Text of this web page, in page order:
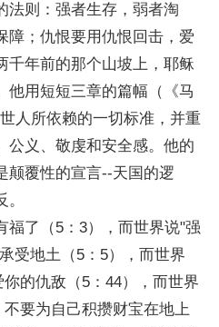
则：强者生存，弱者淘
障；仇恨要用仇恨回击，爱
千年前的那个山坡上，耶稣
他用短短三章的篇幅（《马
人所依赖的一切标准，并重
公义、敬虔和安全感。他的
颠覆性的宣言--天国的逻
了（5：3），而世界说"强
受地土（5：5），而世界
的仇敌（5：44），而世界
要为自己积攒财宝在地上